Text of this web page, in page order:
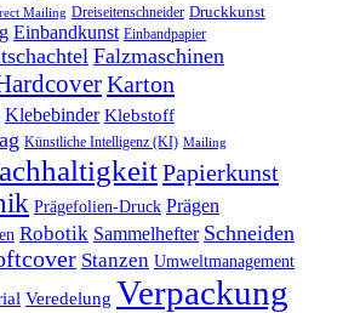
Mailing Dreiseitenschneider Druckkunst
Einbandkunst Einbandpapier
Falzmaschinen
Karton
Klebebinder Klebstoff
Künstliche Intelligenz (KI) Mailing
Papierkunst
Prägefolien-Druck Prägen
Robotik Sammelhefter Schneiden
Stanzen Umweltmanagement
Veredelung Verpackung